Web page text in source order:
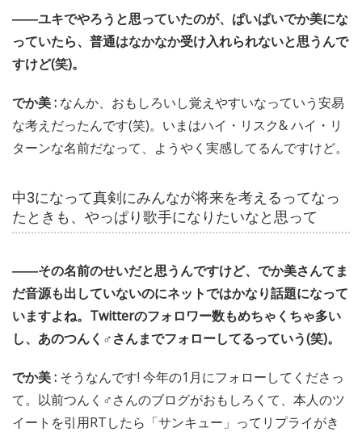
――ユキでやろうと思っていたのが、ぱいぱいでか美にな
っていたら、普通はなかなか受け入れられないと思うんで
すけど(笑)。
でか美 : なんか、おもしろいし覚えやすいなっていう安易
な考えだったんです(笑)。いまはハイ・リスク& ハイ・リ
ターンな名前だなって、ようやく実感してるんですけど。
中3になって真剣にみんなが将来を考えるってなっ
たときも、やっぱり歌手になりたいなと思って
――その名前のせいだと思うんですけど、でか美さんてま
だ音源も出していないのにネットではかなり話題になって
いますよね。Twitterのフォロワー数もめちゃくちゃ多い
し、あのつんく♂さんまでフォローしてるっていう(笑)。
でか美 : そうなんです! 今年の1月にフォローしてくださっ
て。以前つんく♂さんのブログがおもしろくて、本人のツ
イートを引用RTしたら「サンキュー」ってリプライがき